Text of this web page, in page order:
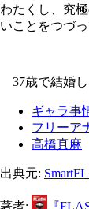
わたくし、究
いことをつづっ
37歳で結婚し
ギャラ事
フリーア
高橋真麻
出典元:
著者: 『